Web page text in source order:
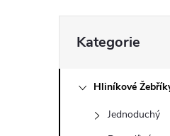
o
kategorie
Kategorie
Hliníkové
Jednoduchý